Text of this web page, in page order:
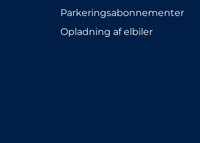
Parkeringsabonnementer
Opladning af elbiler